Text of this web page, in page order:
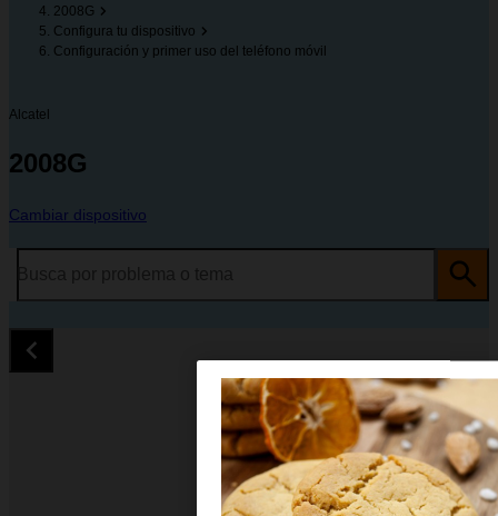
2008G
Configura tu dispositivo
Configuración y primer uso del teléfono móvil
Alcatel
2008G
Cambiar dispositivo